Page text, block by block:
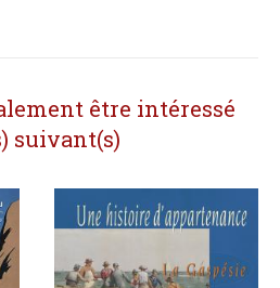
être intéressé
suivant(s)